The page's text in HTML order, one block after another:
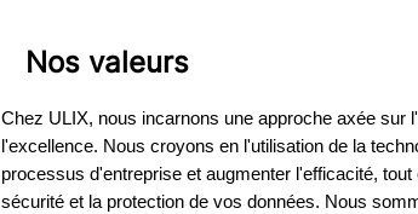
Nos valeurs
Chez ULIX, nous incarnons une approche axée sur
l'excellence. Nous croyons en l'utilisation de la
processus d'entreprise et augmenter l'efficacité, tout
sécurité et la protection de vos données. Nous